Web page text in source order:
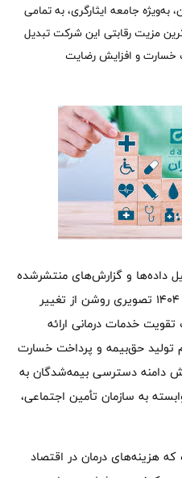
جامعه ایثارگری، به تمامی
مزیت رقابتی این شرکت تبدیل
خسارت و افزایش رضایت
داده‌ها و گزارش‌های منتشرشده
از عملکرد بیمه دی تا پایان دی‌ماه ۱۴۰۴ تصویری روشن از تغییر
خدمات درمانی ارائه
تولید حق‌بیمه و پرداخت خسارت
دامنه دسترسی بیمه‌شدگان به
به سازمان تأمین اجتماعی،
هزینه‌های درمان در اقتصاد